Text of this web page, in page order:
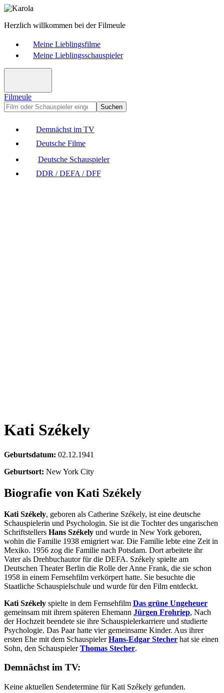
Herzlich willkommen bei der Filmeule
Meine Lieblingsfilme
Meine Lieblingsschauspieler
Filmeule
Suchen
Demnächst im TV
Deutsche Filme
Deutsche Schauspieler
DDR / DEFA / DFF
Kati Székely
Geburtsdatum: 02.12.1941
Geburtsort: New York City
Biografie von Kati Székely
Kati Székely, geboren als Catherine Székely, ist eine deutsche
Schauspielerin und Psychologin. Sie ist die Tochter des ungarischen
Schriftstellers Hans Székely und wurde in New York geboren,
wohin die Familie 1938 emigriert war. Die Familie lebte eine Zeit in
Mexiko. 1956 zog die Familie nach Potsdam. Dort arbeitete ihr
Vater als Drehbuchautor für die DEFA. Székely spielte am
Deutschen Theater Berlin die Rolle der Anne Frank, die sie schon
1958 in einem Fernsehfilm verkörpert hatte. Sie besuchte die
Staatliche Schauspielschule und wurde für den Film entdeckt.
Kati Székely spielte in dem Fernsehfilm Das grüne Ungeheuer
gemeinsam mit ihrem späteren Ehemann Jürgen Frohriep, Nach
der Hochzeit beendete sie ihre Schauspielerkarriere und studierte
Psychologie. Das Paar hatte vier gemeinsame Kinder. Aus ihrer
ersten Ehe mit dem SchauspielerHans-Edgar Stecher hat sie einen
Sohn, den SchauspielerThomas Stecher.
Demnächst im TV:
Keine aktuellen Sendetermine für Kati Székely gefunden.